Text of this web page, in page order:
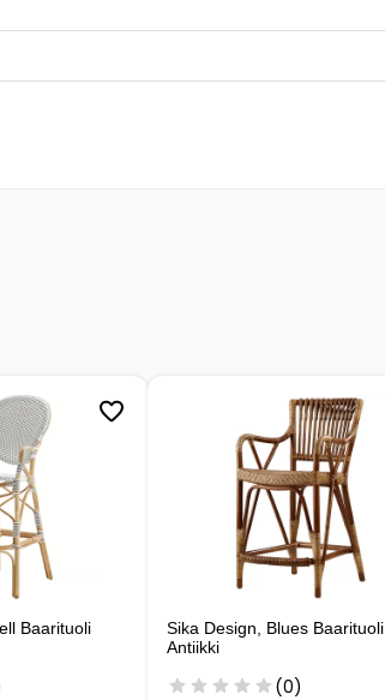
Baarituoli
Sika Design, Blues Baarituoli
Antiikki
(0)